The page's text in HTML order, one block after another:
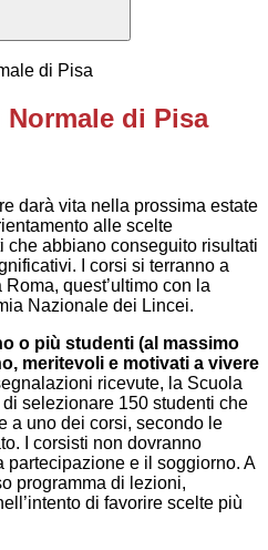
di Pisa
di Pisa
darà vita nella prossima estate
alle scelte
che abbiano conseguito risultati
I corsi si terranno a
quest’ultimo con la
Nazionale dei Lincei.
o più studenti (al massimo
meritevoli e motivati a vivere
ricevute, la Scuola
selezionare 150 studenti che
a uno dei corsi, secondo le
I corsisti non dovranno
partecipazione e il soggiorno. A
programma di lezioni,
di favorire scelte più